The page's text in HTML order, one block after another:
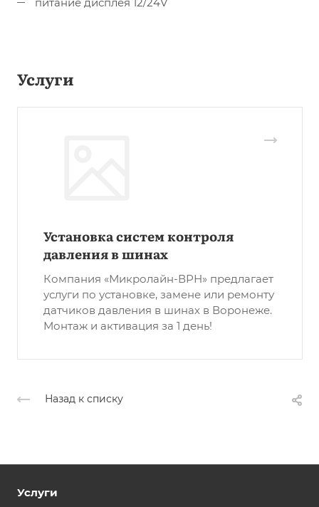
Услуги
Установка систем контроля
давления в шинах
Компания «Микролайн-ВРН» предлагает
услуги по установке, замене или ремонту
датчиков давления в шинах в Воронеже.
Монтаж и активация за 1 день!
Назад к списку
Услуги